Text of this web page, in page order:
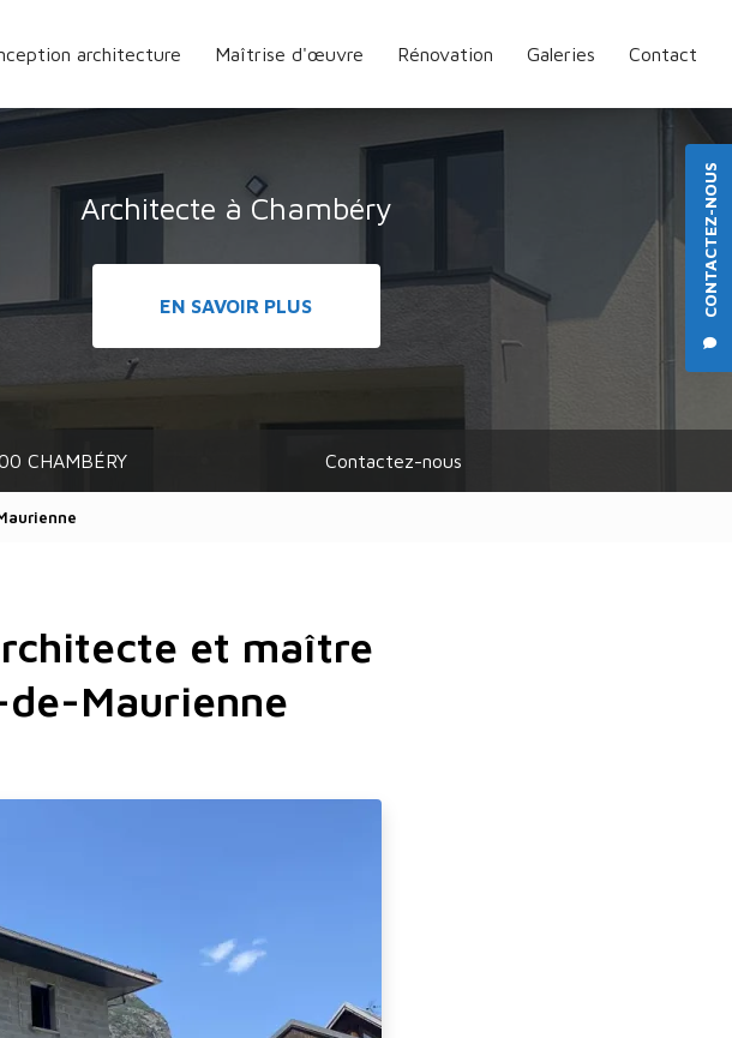
CONTACTEZ-NOUS
architecture Maîtrise d'œuvre Rénovation Galeries Contact
Architecte à Chambéry
EN SAVOIR PLUS
CHAMBÉRY Contactez-nous
et maître
Maurienne